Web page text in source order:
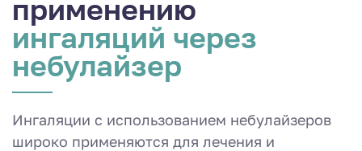
применению
ингаляций через
небулайзер
Ингаляции с использованием небулайзеров
широко применяются для лечения и